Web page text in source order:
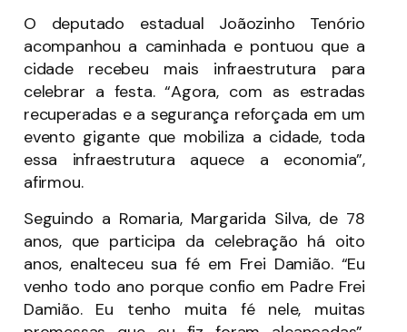
O deputado estadual Joãozinho Tenório
acompanhou a caminhada e pontuou que a
cidade recebeu mais infraestrutura para
celebrar a festa. “Agora, com as estradas
recuperadas e a segurança reforçada em um
evento gigante que mobiliza a cidade, toda
essa infraestrutura aquece a economia”,
afirmou.
Seguindo a Romaria, Margarida Silva, de 78
anos, que participa da celebração há oito
anos, enalteceu sua fé em Frei Damião. “Eu
venho todo ano porque confio em Padre Frei
Damião. Eu tenho muita fé nele, muitas